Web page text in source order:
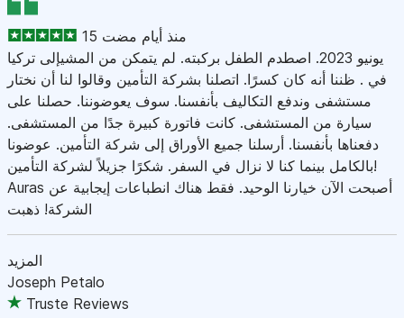
15 منذ أيام مضت
يونيو 2023. اصطدم الطفل بركبته. لم يتمكن من المشيإلى تركيا
في . ظننا أنه كان كسرًا. اتصلنا بشركة التأمين وقالوا لنا أن نختار
مستشفى وندفع التكاليف بأنفسنا. سوف يعوضوننا. حصلنا على
سيارة من المستشفى. كانت فاتورة كبيرة جدًا من المستشفى.
دفعناها بأنفسنا. أرسلنا جميع الأوراق إلى شركة التأمين. عوضونا
بالكامل بينما كنا لا نزال في السفر. شكرًا جزيلاً لشركة التأمين!
Auras أصبحت الآن خيارنا الوحيد. فقط هناك انطباعات إيجابية عن
الشركة! ذهبت
المزيد
Joseph Petalo
Truste Reviews